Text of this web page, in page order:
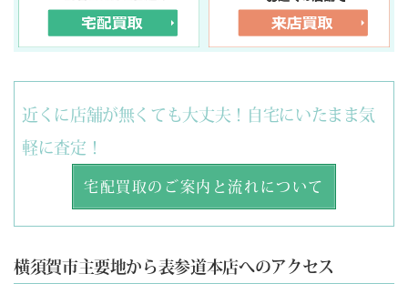
近くに店舗が無くても大丈夫！自宅にいたまま気
軽に査定！
宅配買取のご案内と流れについて
横須賀市主要地から表参道本店へのアクセス